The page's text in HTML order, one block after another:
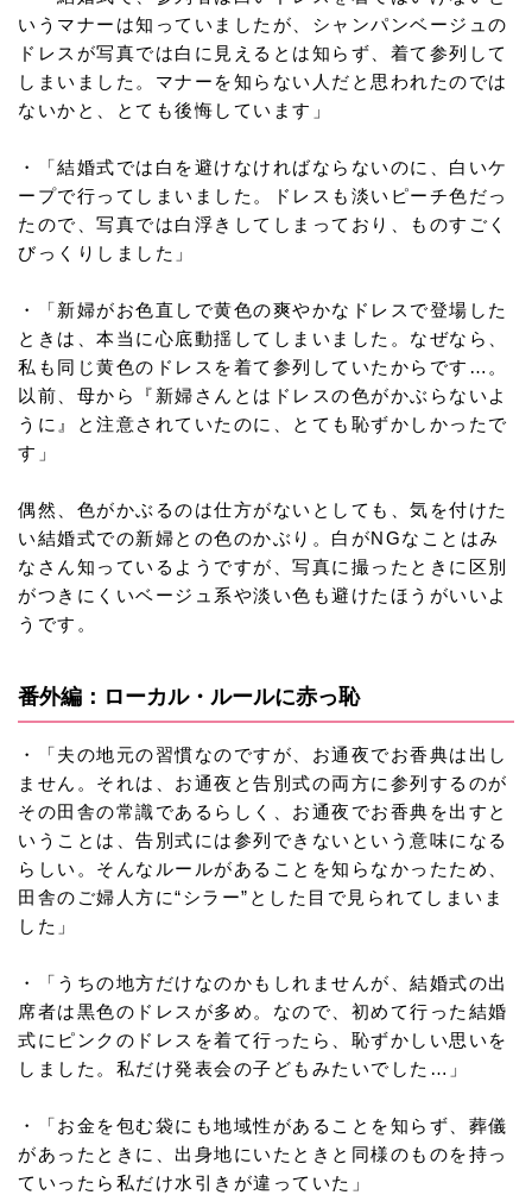
いうマナーは知っていましたが、シャンパンベージュの
ドレスが写真では白に見えるとは知らず、着て参列して
しまいました。マナーを知らない人だと思われたのでは
ないかと、とても後悔しています」
・「結婚式では白を避けなければならないのに、白いケ
ープで行ってしまいました。ドレスも淡いピーチ色だっ
たので、写真では白浮きしてしまっており、ものすごく
びっくりしました」
・「新婦がお色直しで黄色の爽やかなドレスで登場した
ときは、本当に心底動揺してしまいました。なぜなら、
私も同じ黄色のドレスを着て参列していたからです…。
以前、母から『新婦さんとはドレスの色がかぶらないよ
うに』と注意されていたのに、とても恥ずかしかったで
す」
偶然、色がかぶるのは仕方がないとしても、気を付けた
い結婚式での新婦との色のかぶり。白がNGなことはみ
なさん知っているようですが、写真に撮ったときに区別
がつきにくいベージュ系や淡い色も避けたほうがいいよ
うです。
番外編：ローカル・ルールに赤っ恥
・「夫の地元の習慣なのですが、お通夜でお香典は出し
ません。それは、お通夜と告別式の両方に参列するのが
その田舎の常識であるらしく、お通夜でお香典を出すと
いうことは、告別式には参列できないという意味になる
らしい。そんなルールがあることを知らなかったため、
田舎のご婦人方に“シラー”とした目で見られてしまいま
した」
・「うちの地方だけなのかもしれませんが、結婚式の出
席者は黒色のドレスが多め。なので、初めて行った結婚
式にピンクのドレスを着て行ったら、恥ずかしい思いを
しました。私だけ発表会の子どもみたいでした…」
・「お金を包む袋にも地域性があることを知らず、葬儀
があったときに、出身地にいたときと同様のものを持っ
ていったら私だけ水引きが違っていた」